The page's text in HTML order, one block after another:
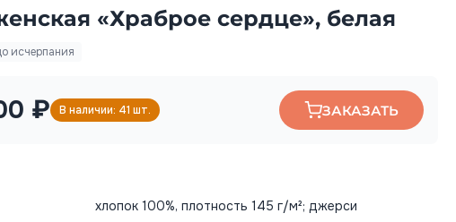
«Храброе сердце», белая
исчерпания
₽ В наличии: 41 шт. ЗАКАЗАТЬ
хлопок 100%, плотность 145 г/м²; джерси